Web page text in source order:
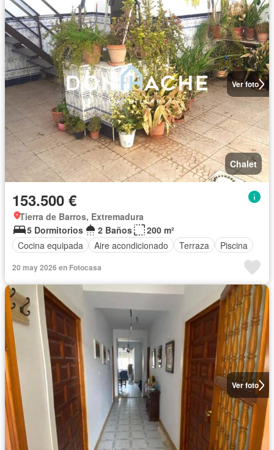
Ver foto
Chalet
153.500 €
Tierra de Barros, Extremadura
5 Dormitorios
2 Baños
200 m²
Cocina equipada
Aire acondicionado Terraza Piscina
20 may 2026 en Fotocasa
Ver foto